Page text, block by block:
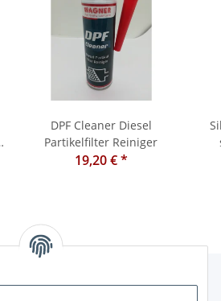
DPF Cleaner Diesel
Partikelfilter Reiniger
19,20 €*